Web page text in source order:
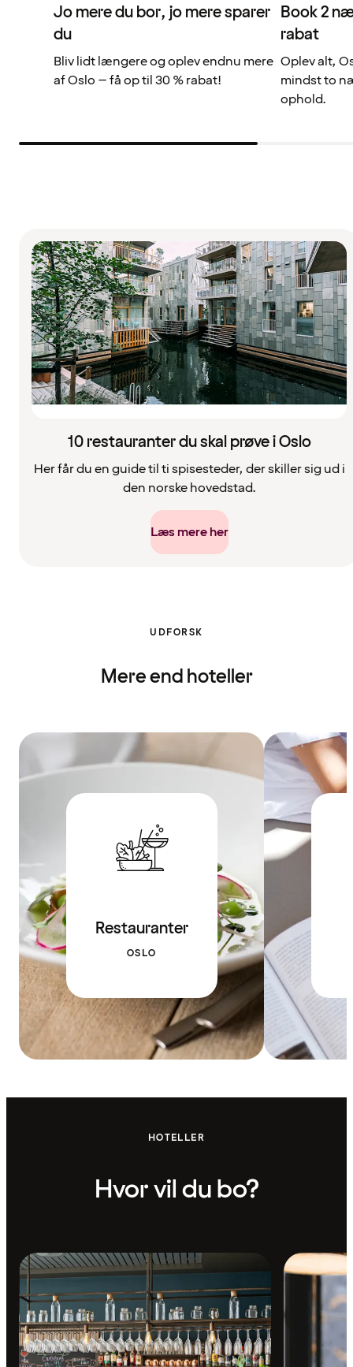
Jo mere du bor, jo mere sparer
du
Bliv lidt længere og oplev endnu mere
af Oslo – få op til 30 % rabat!
Book 2
rabat
Oplev alt,
mindst to
ophold.
10 restauranter du skal prøve i Oslo
Her får du en guide til ti spisesteder, der skiller sig ud i
den norske hovedstad.
Læs mere her
UDFORSK
Mere end hoteller
Restauranter
OSLO
HOTELLER
Hvor vil du bo?